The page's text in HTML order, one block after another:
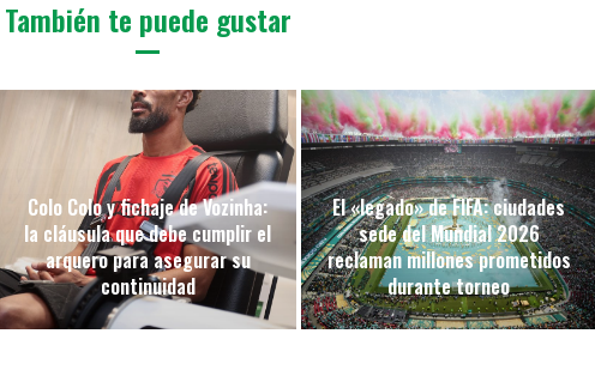
También te puede gustar
Colo Colo y fichaje de Vozinha:
la cláusula que debe cumplir el
arquero para asegurar su
continuidad
El «legado» de FIFA: ciudades
sede del Mundial 2026
reclaman millones prometidos
durante torneo